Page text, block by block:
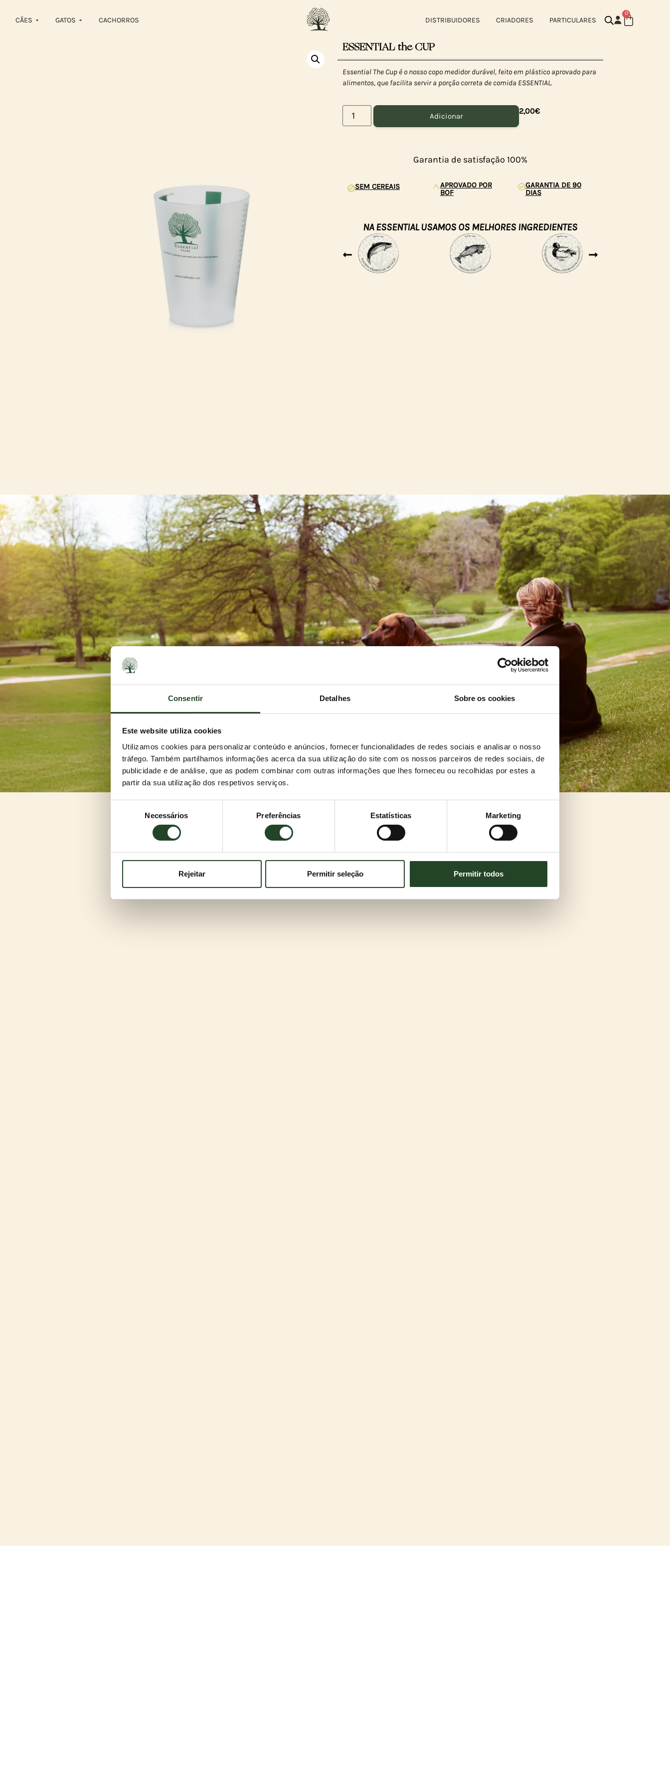
Consentir Detalhes Sobre os cookies
Este website utiliza cookies
Utilizamos cookies para personalizar conteúdo e anúncios, fornecer funcionalidades de redes sociais e analisar o nosso
tráfego. Também partilhamos informações acerca da sua utilização do site com os nossos parceiros de redes sociais, de
publicidade e de análise, que as podem combinar com outras informações que lhes forneceu ou recolhidas por estes a
partir da sua utilização dos respetivos serviços.
consentimento
Necessários Preferências Estatísticas Marketing
Rejeitar Permitir seleção Permitir todos
CÃES GATOS CACHORROS DISTRIBUIDORES CRIADORES PARTICULARES
0
ESSENTIAL the CUP
Essential The Cup é o nosso copo medidor durável, feito em plástico aprovado para
alimentos, que facilita servir a porção correta de comida ESSENTIAL.
Adicionar
2,00€
Garantia de satisfação 100%
SEM CEREAIS
APROVADO POR
BOF
GARANTIA DE 90
DIAS
NA ESSENTIAL USAMOS OS MELHORES INGREDIENTES